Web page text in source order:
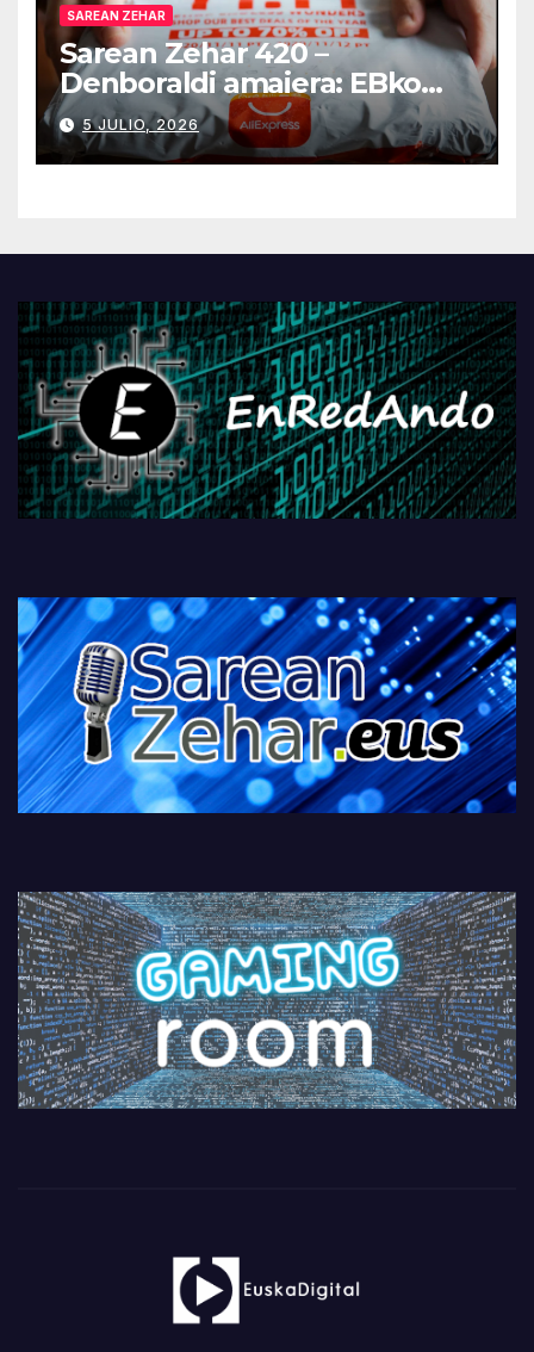
SAREAN ZEHAR
Sarean Zehar 420 –
Denboraldi amaiera: EBko
muga-zerga berriak
AliExpressi, AEBetako AAren
kontrola, Googleri behin
PlayStationeko bideojoko
5 JULIO, 2026